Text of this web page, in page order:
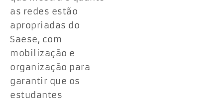
as redes estão
apropriadas do
Saese, com
mobilização e
organização para
garantir que os
estudantes